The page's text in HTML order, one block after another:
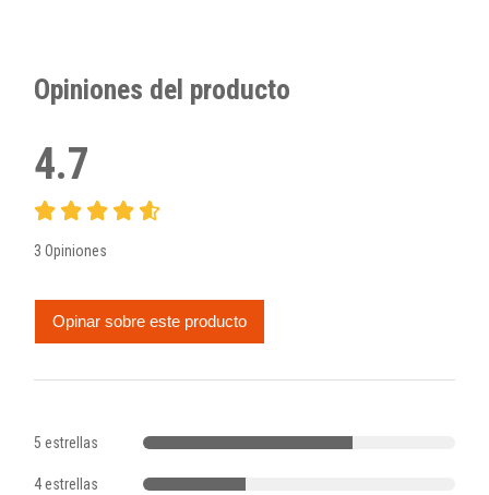
Opiniones del producto
4.7
3 Opiniones
Opinar sobre este producto
5 estrellas
4 estrellas